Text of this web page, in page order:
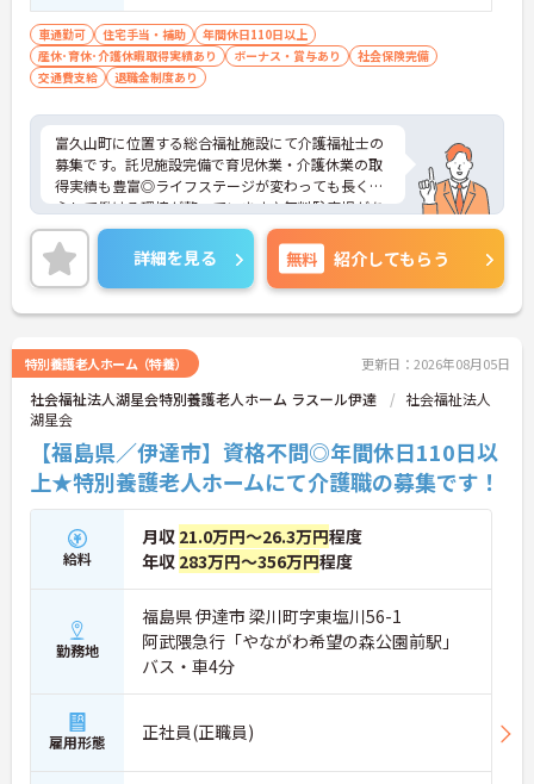
車通勤可 住宅手当・補助
年間休日110日以上
産休･育休･介護休暇取得実績あり
ボーナス・賞与あり
社会保険完備
交通費支給
退職金制度あり
富久山町に位置する総合福祉施設にて介護福祉士の
募集です。託児施設完備で育児休業・介護休業の取
得実績も豊富◎ライフステージが変わっても長く安
心して働ける環境が整っています♪無料駐車場があ
るのでマイカー通勤の際は心配いりません！お持ち
の業務経験や資格をぜひ職場で活かしてみません
か？ご興味ある方は面接ポイントをお伝えしますの
で、お気軽にご連絡ください。
詳細を見る 無料 紹介してもらう
特別養護老人ホーム（特養） 更新日：2026年08月05日
社会福祉法人湖星会特別養護老人ホーム ラスール伊達
社会福祉法人
湖星会
【福島県／伊達市】資格不問◎年間休日110日以
上★特別養護老人ホームにて介護職の募集です！
給料
月収 21.0万円～26.3万円程度
年収 283万円～356万円程度
勤務地
福島県 伊達市 梁川町字東塩川56-1
阿武隈急行「やながわ希望の森公園前駅」
バス・車4分
雇用形態 正社員(正職員)